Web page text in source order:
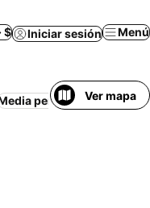
$ Iniciar sesión Menú
pensión Casa o
Ver mapa